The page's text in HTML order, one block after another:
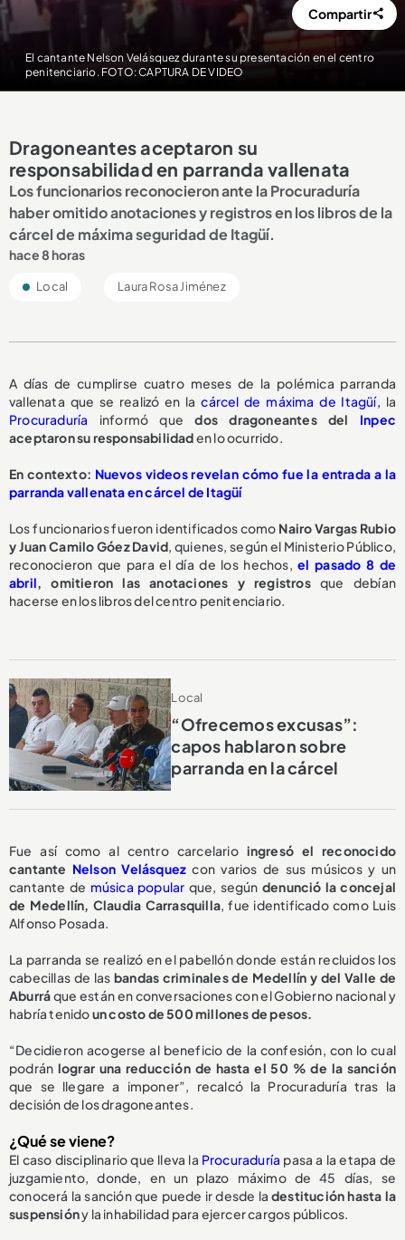
El cantante Nelson Velásquez durante su presentación en el centro
penitenciario. FOTO: CAPTURA DE VIDEO
Compartir
Dragoneantes aceptaron su
responsabilidad en parranda vallenata
Los funcionarios reconocieron ante la Procuraduría
haber omitido anotaciones y registros en los libros de la
cárcel de máxima seguridad de Itagüí.
hace 8 horas
Local Laura Rosa Jiménez
A días de cumplirse cuatro meses de la polémica parranda
vallenata que se realizó en lacárcel de máxima de Itagüí, la
Procuraduría informó quedos dragoneantes del Inpec
aceptaron su responsabilidaden lo ocurrido.
En contexto: Nuevos videos revelan cómo fue la entrada a la
parranda vallenata en cárcel de Itagüí
Los funcionarios fueron identificados como Nairo Vargas Rubio
y Juan Camilo Góez David, quienes, según el Ministerio Público,
reconocieron que para el día de los hechos,el pasado 8 de
abril, omitieron las anotaciones y registrosque debían
hacerse en los libros del centro penitenciario.
Local
“Ofrecemos excusas”:
capos hablaron sobre
parranda en la cárcel
Fue así como al centro carcelario ingresó el reconocido
cantante Nelson Velásquez con varios de sus músicos y un
cantante de música popular que, según denunció la concejal
de Medellín, Claudia Carrasquilla, fue identificado como Luis
Alfonso Posada.
La parranda se realizó en el pabellón donde están recluidos los
cabecillas de las bandas criminales de Medellín y del Valle de
Aburráque están en conversaciones con el Gobierno nacional y
habría tenidoun costo de 500 millones de pesos.
“Decidieron acogerse al beneficio de la confesión, con lo cual
podrán lograr una reducción de hasta el 50 % de la sanción
que se llegare a imponer”, recalcó la Procuraduría tras la
decisión de los dragoneantes.
¿Qué se viene?
El caso disciplinario que lleva la Procuraduría pasa a la etapa de
juzgamiento, donde, en un plazo máximo de 45 días, se
conocerá la sanción que puede ir desde ladestitución hasta la
suspensióny la inhabilidad para ejercer cargos públicos.